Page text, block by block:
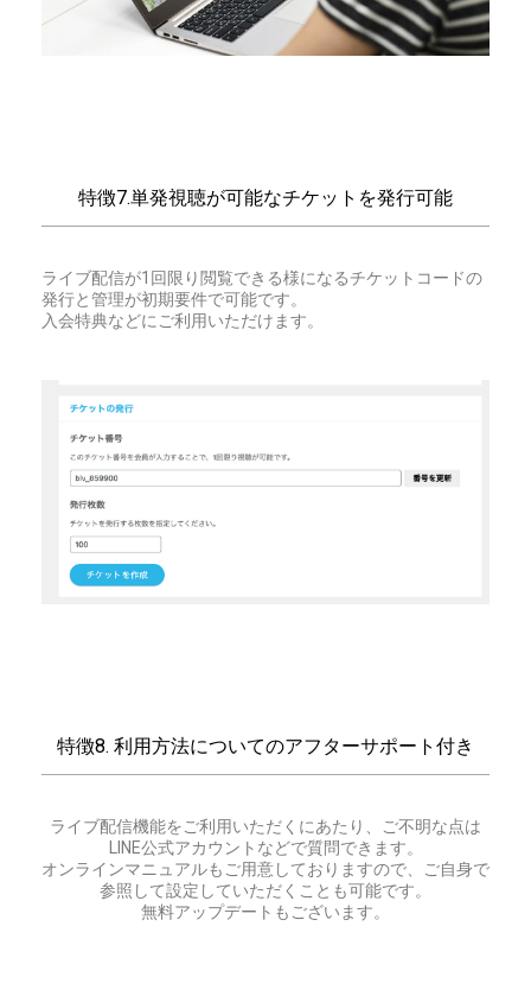
特徴7.単発視聴が可能なチケットを発行可能
ライブ配信が1回限り閲覧できる様になるチケットコードの
発行と管理が初期要件で可能です。
入会特典などにご利用いただけます。
特徴8. 利用方法についてのアフターサポート付き
ライブ配信機能をご利用いただくにあたり、ご不明な点は
LINE公式アカウントなどで質問できます。
オンラインマニュアルもご用意しておりますので、ご自身で
参照して設定していただくことも可能です。
無料アップデートもございます。